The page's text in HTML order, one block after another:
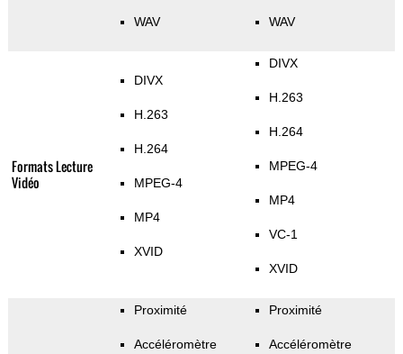
WAV WAV
Formats Lecture
Vidéo
DIVX
H.263
H.264
MPEG-4
MP4
XVID
DIVX
H.263
H.264
MPEG-4
MP4
VC-1
XVID
Proximité
Accéléromètre
Proximité
Accéléromètre